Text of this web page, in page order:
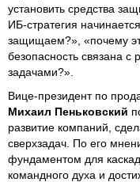
установить средства
ИБ‑стратегия
защищаем?», «почему
безопасность связана
задачами?».
Вице‑президент по
Михаил Пеньковский
развитие компаний,
сверхзадач. По его
фундаментом для
командного духа и